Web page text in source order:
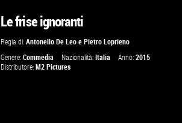
Le frise ignoranti
Regia di:Antonello De Leo ePietro Loprieno
Genere:Commedia Nazionalità:Italia Anno:2015
Distributore:M2 Pictures